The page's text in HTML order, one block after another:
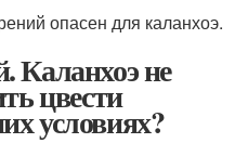
опасен для каланхоэ.
Каланхоэ не
цвести
условиях?